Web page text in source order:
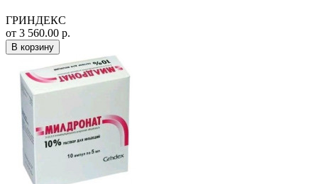
ГРИНДЕКС
от 3 560.00 р.
В корзину